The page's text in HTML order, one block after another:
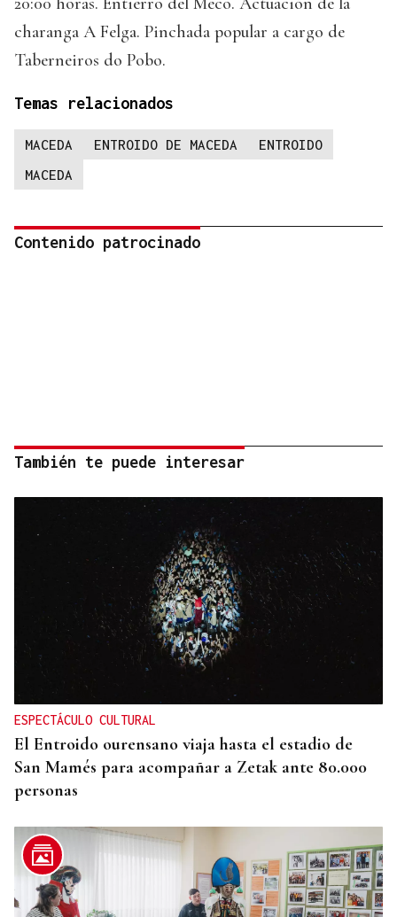
charanga A Felga. Pinchada popular a cargo de
Taberneiros do Pobo.
Temas relacionados
MACEDA ENTROIDO DE MACEDA
ENTROIDO
MACEDA
Contenido patrocinado
También te puede interesar
ESPECTÁCULO CULTURAL
El Entroido ourensano viaja hasta el estadio de
San Mamés para acompañar a Zetak ante 80.000
personas